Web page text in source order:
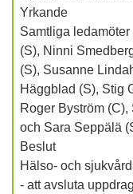
Yrkande
Samtliga
(S), Ninni
(S), Susanne
Häggblad (S), Stig
Roger Byström
och Sara Seppälä
Beslut
Hälso- och
- att avsluta